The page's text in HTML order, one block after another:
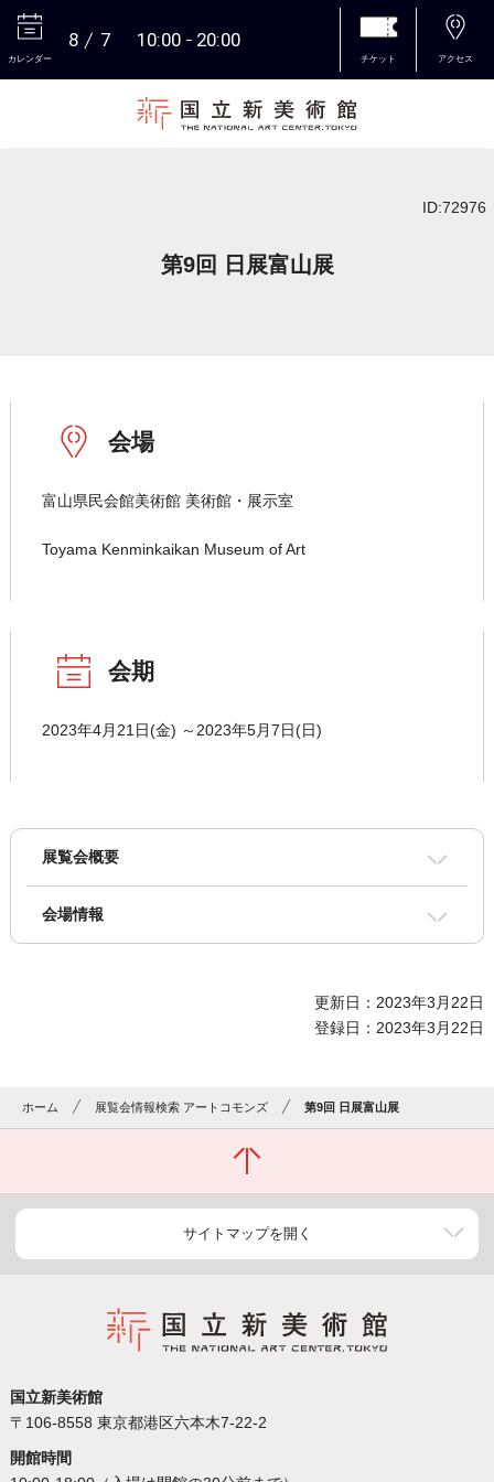
カレンダー
8 7 10:00 20:00
チケット アクセス
ID:72976
第9回 日展富山展
会場
富山県民会館美術館 美術館・展示室
Toyama Kenminkaikan Museum of Art
会期
2023年4月21日(金) ～2023年5月7日(日)
展覧会概要
会場情報
更新日：2023年3月22日
登録日：2023年3月22日
ホーム 展覧会情報検索 アートコモンズ 第9回 日展富山展
サイトマップを開く
国立新美術館
〒106-8558 東京都港区六本木7-22-2
開館時間